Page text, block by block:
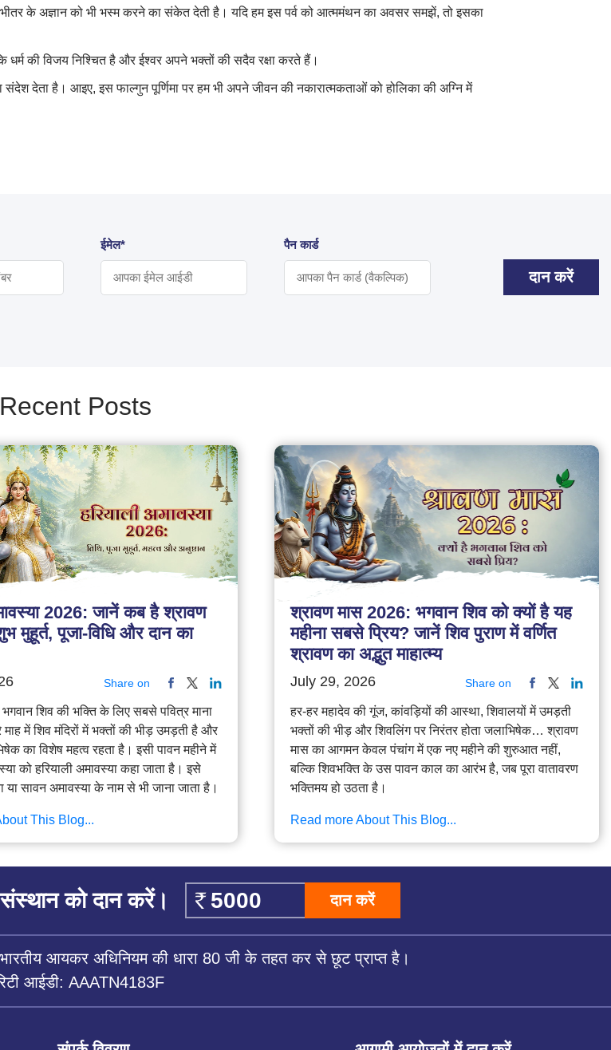
भीतर के अज्ञान को भी भस्म करने का संकेत देती है। यदि हम इस पर्व को आत्ममंथन का अवसर समझें, तो इसका
की विजय निश्चित है और ईश्वर अपने भक्तों की सदैव रक्षा करते हैं।
देता है। आइए, इस फाल्गुन पूर्णिमा पर हम भी अपने जीवन की नकारात्मकताओं को होलिका की अग्नि में
ईमेल* पैन कार्ड
दान करें
Recent Posts
2026: जानें कब है श्रावण
मुहूर्त, पूजा-विधि और दान का
Share on
भगवान शिव की भक्ति के लिए सबसे पवित्र माना
में शिव मंदिरों में भक्तों की भीड़ उमड़ती है और
का विशेष महत्व रहता है। इसी पावन महीने में
को हरियाली अमावस्या कहा जाता है। इसे
या सावन अमावस्या के नाम से भी जाना जाता है।
This Blog...
श्रावण मास 2026: भगवान शिव को क्यों है यह
महीना सबसे प्रिय? जानें शिव पुराण में वर्णित
श्रावण का अद्भुत माहात्म्य
July 29, 2026 Share on
हर-हर महादेव की गूंज, कांवड़ियों की आस्था, शिवालयों में उमड़ती
भक्तों की भीड़ और शिवलिंग पर निरंतर होता जलाभिषेक… श्रावण
मास का आगमन केवल पंचांग में एक नए महीने की शुरुआत नहीं,
बल्कि शिवभक्ति के उस पावन काल का आरंभ है, जब पूरा वातावरण
भक्तिमय हो उठता है।
Read more About This Blog...
को दान करें। दान करें
आयकर अधिनियम की धारा 80 जी के तहत कर से छूट प्राप्त है।
आईडी: AAATN4183F